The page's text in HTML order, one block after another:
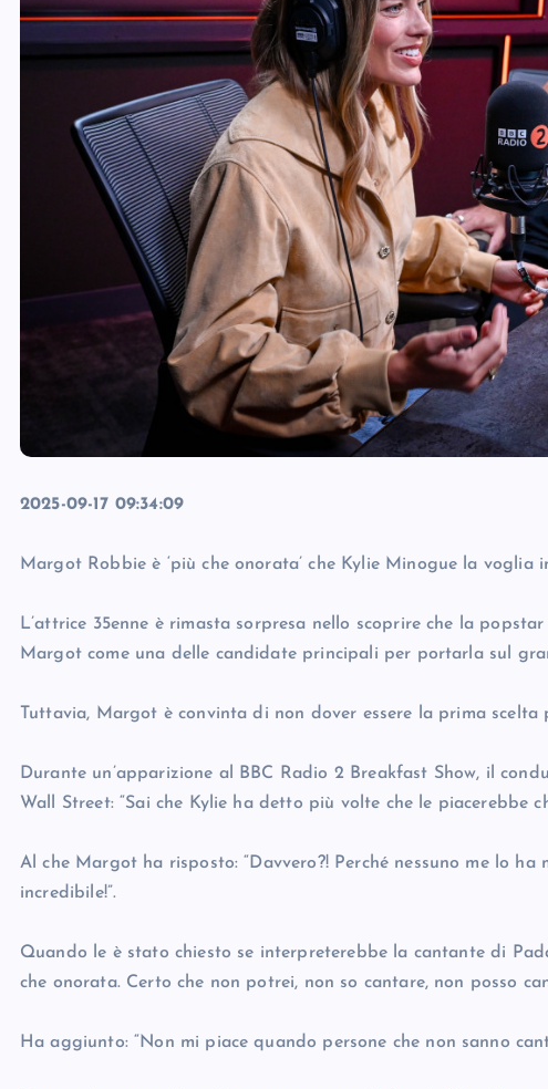
2025-09-17 09:34:09
Margot Robbie è ‘più che onorata’ che Kylie Minogue la voglia
L’attrice 35enne è rimasta sorpresa nello scoprire che la
Margot come una delle candidate principali per portarla sul
Tuttavia, Margot è convinta di non dover essere la prima scelta
Durante un’apparizione al BBC Radio 2 Breakfast Show, il
Wall Street: “Sai che Kylie ha detto più volte che le piacerebbe
Al che Margot ha risposto: “Davvero?! Perché nessuno me lo
incredibile!”.
Quando le è stato chiesto se interpreterebbe la cantante di
che onorata. Certo che non potrei, non so cantare, non posso
Ha aggiunto: “Non mi piace quando persone che non sanno